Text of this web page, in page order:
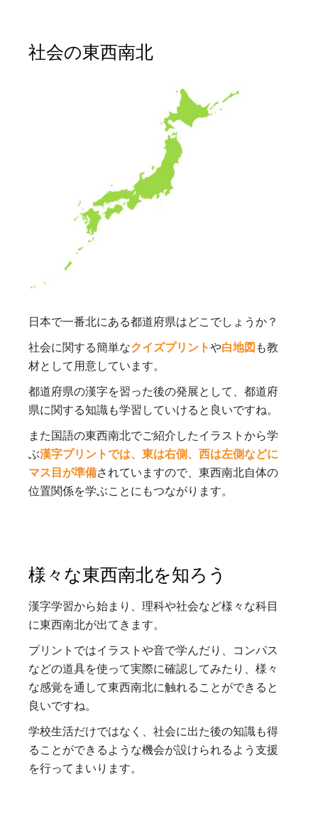
社会の東西南北
日本で一番北にある都道府県はどこでしょうか？
社会に関する簡単なクイズプリントや白地図も教
材として用意しています。
都道府県の漢字を習った後の発展として、都道府
県に関する知識も学習していけると良いですね。
また国語の東西南北でご紹介したイラストから学
ぶ漢字プリントでは、東は右側、西は左側などに
マス目が準備されていますので、東西南北自体の
位置関係を学ぶことにもつながります。
様々な東西南北を知ろう
漢字学習から始まり、理科や社会など様々な科目
に東西南北が出てきます。
プリントではイラストや音で学んだり、コンパス
などの道具を使って実際に確認してみたり、様々
な感覚を通して東西南北に触れることができると
良いですね。
学校生活だけではなく、社会に出た後の知識も得
ることができるような機会が設けられるよう支援
を行ってまいります。